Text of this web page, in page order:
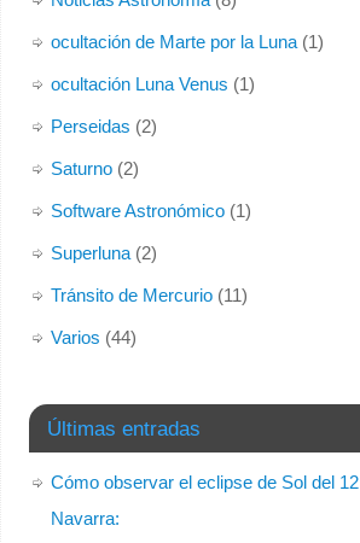
ocultación de Marte por la Luna(1)
ocultación Luna Venus (1)
Perseidas (2)
Saturno(2)
Software Astronómico(1)
Superluna(2)
Tránsito de Mercurio(11)
Varios (44)
Últimas entradas
Cómo observar el eclipse de Sol del
Navarra: